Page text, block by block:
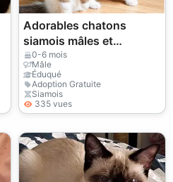
Adorables chatons
siamois mâles et
femelles
0-6 mois
Mâle
Éduqué
Adoption Gratuite
Siamois
335 vues